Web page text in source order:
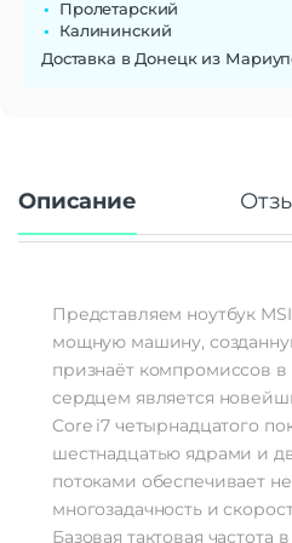
Количество ядер
Беспроводные технологии
Версия Bluetooth
Оперативная Память
Тип памяти
Частота памяти
Модель видеокарты
Тип видеокарты
Гарантия
Пролетарский
Калининский
Доставка в Донецк из
Описание
Представляем ноутбук
мощную машину,
признаёт компромиссов в
сердцем является
Core i7 четырнадцатого
шестнадцатью ядрами и
потоками обеспечивает
многозадачность и
Базовая тактовая частота